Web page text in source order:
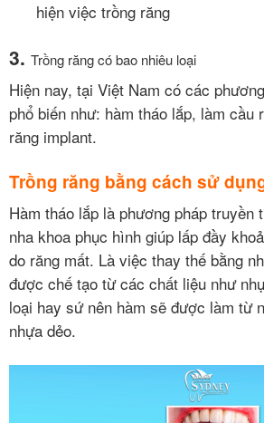
hiện việc trồng răng
3. Trồng răng có bao nhiêu loại
Hiện nay, tại Việt Nam có các
phổ biến như: hàm tháo lắp, làm cầu
răng implant.
Trồng răng bằng cách sử
Hàm tháo lắp là phương pháp truyền
nha khoa phục hình giúp lấp đầy
do răng mất. Là việc thay thế bằng
được chế tạo từ các chất liệu như
loại hay sứ nên hàm sẽ được làm từ
nhựa dẻo.